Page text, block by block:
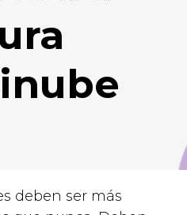
deben ser más